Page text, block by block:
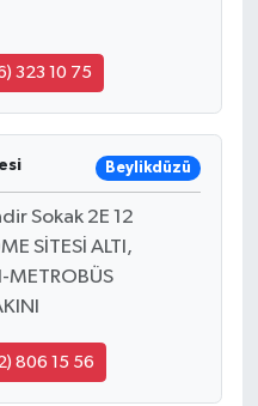
323 10 75
Beylikdüzü
Sokak 2E 12
SİTESİ ALTI,
METROBÜS
806 15 56